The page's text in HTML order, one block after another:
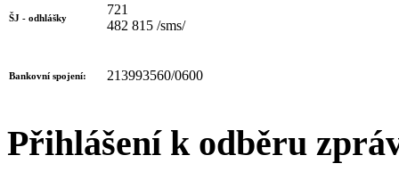
ŠJ - odhlášky
721
482 815 /sms/
Bankovní spojení: 213993560/0600
Přihlášení k odběru